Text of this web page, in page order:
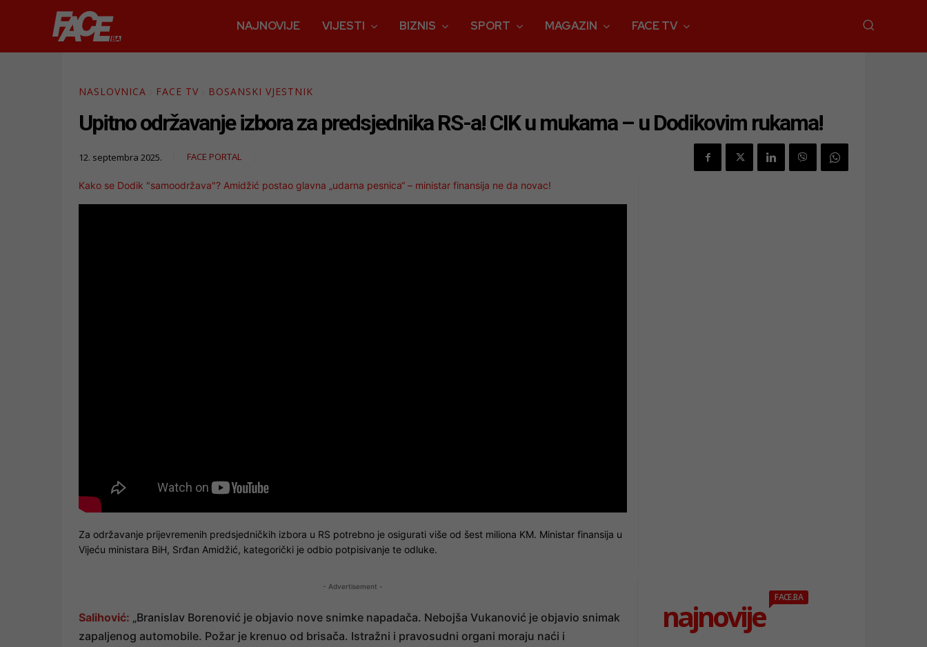
NAJNOVIJE VIJESTI BIZNIS SPORT MAGAZIN FACE TV
NASLOVNICA FACE TV BOSANSKI VJESTNIK
Upitno održavanje izbora za predsjednika RS-a! CIK u mukama – u Dodikovim rukama!
12. septembra 2025. FACE PORTAL
Kako se Dodik "samoodržava"? Amidžić postao glavna „udarna pesnica“ – ministar finansija ne da novac!
Za održavanje prijevremenih predsjedničkih izbora u RS potrebno je osigurati više od šest miliona KM. Ministar finansija u
Vijeću ministara BiH, Srđan Amidžić, kategorički je odbio potpisivanje te odluke.
- Advertisement -
Salihović: „Branislav Borenović je objavio nove snimke napadača. Nebojša Vukanović je objavio snimak
zapaljenog automobile. Požar je krenuo od brisača. Istražni i pravosudni organi moraju naći i
najnovije
FACE.BA